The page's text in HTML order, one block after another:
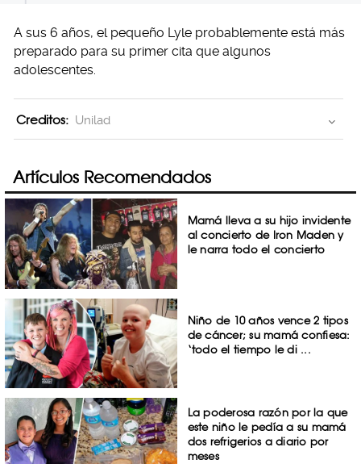
A sus 6 años, el pequeño Lyle probablemente está más
preparado para su primer cita que algunos
adolescentes.
Creditos: Unilad
Artículos Recomendados
Mamá lleva a su hijo invidente
al concierto de Iron Maden y
le narra todo el concierto
Niño de 10 años vence 2 tipos
de cáncer; su mamá confiesa:
‘todo el tiempo le di ...
La poderosa razón por la que
este niño le pedía a su mamá
dos refrigerios a diario por
meses